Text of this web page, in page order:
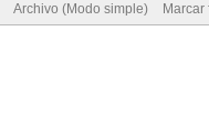
Archivo (Modo simple)